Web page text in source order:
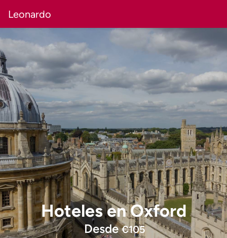
Leonardo
HotelesenOxford
Desde€105